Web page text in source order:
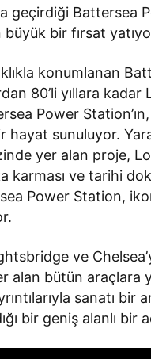
geçirdiği Battersea
bir fırsat
konumlanan
80’li yıllara
Power
hayat sunuluyor.
yer alan proje,
karması ve tarihi
Power Station,
ve
alan bütün araçlara
sanatı
bir geniş alanlı bir